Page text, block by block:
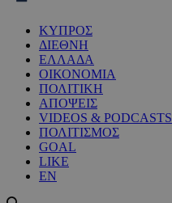
ΚΥΠΡΟΣ
ΔΙΕΘΝΗ
ΕΛΛΑΔΑ
ΟΙΚΟΝΟΜΙΑ
ΠΟΛΙΤΙΚΗ
ΑΠΟΨΕΙΣ
VIDEOS & PODCASTS
ΠΟΛΙΤΙΣΜΟΣ
GOAL
LIKE
EN